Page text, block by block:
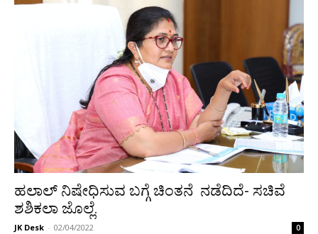
ಹಲಾಲ್ ನಿಷೇಧಿಸುವ ಬಗ್ಗೆ ಚಿಂತನೆ ನಡೆದಿದೆ- ಸಚಿವೆ
ಶಶಿಕಲಾ ಜೊಲ್ಲೆ.
JK Desk - 02/04/2022 0